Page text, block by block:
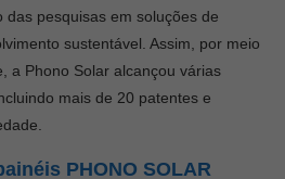
pesquisas em soluções de
sustentável. Assim, por meio
a Phono Solar alcançou várias
mais de 20 patentes e
PHONO SOLAR